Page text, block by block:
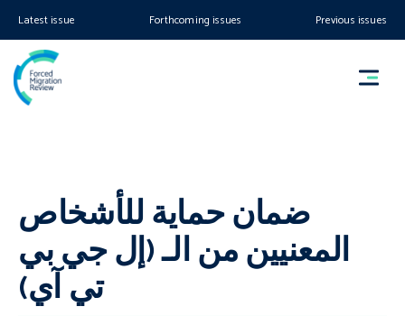
Latest issue Forthcoming issues Previous issues
ضمان حماية للأشخاص
المعنيين من الـ (إل جي بي
تي آي)